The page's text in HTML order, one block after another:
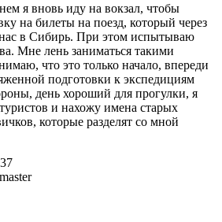
я вновь иду на вокзал, чтобы
на билеты на поезд, который через
в Сибирь. При этом испытываю
Мне лень заниматься такими
что это только начало, впереди
подготовки к экспедициям
день хороший для прогулки, я
и нахожу имена старых
которые разделят со мной